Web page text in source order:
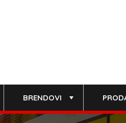
BRENDOVI